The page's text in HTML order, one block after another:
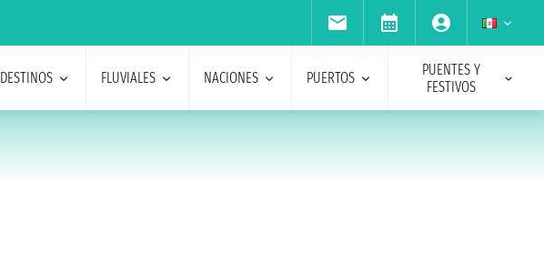
DESTINOS FLUVIALES NACIONES PUERTOS
PUENTES Y
FESTIVOS